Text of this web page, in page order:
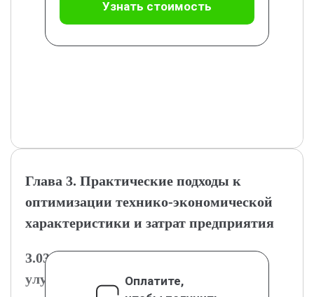
Узнать стоимость
Глава 3. Практические подходы к
оптимизации технико-экономической
характеристики и затрат предприятия
3.03.1. Разработка рекомендаций по
улучшению технико-экономических
Оплатите,